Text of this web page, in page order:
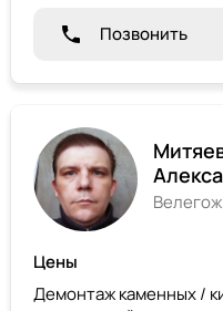
Позвонить
Велегож
Цены
Демонтаж каменных /